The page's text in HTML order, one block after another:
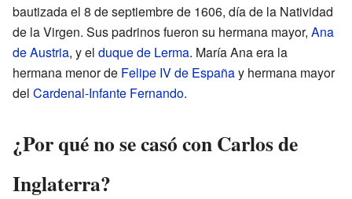
bautizada el 8 de septiembre de 1606, día de la Natividad
de la Virgen. Sus padrinos fueron su hermana mayor, Ana
de Austria, y el duque de Lerma. María Ana era la
hermana menor de Felipe IV de Españay hermana mayor
del Cardenal-Infante Fernando.
¿Por qué no se casó con Carlos de
Inglaterra?